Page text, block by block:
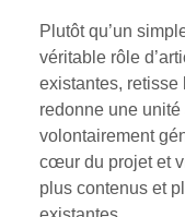
Plutôt qu’un
véritable rôle
existantes,
redonne une unité
volontairement
cœur du projet et
plus contenus et